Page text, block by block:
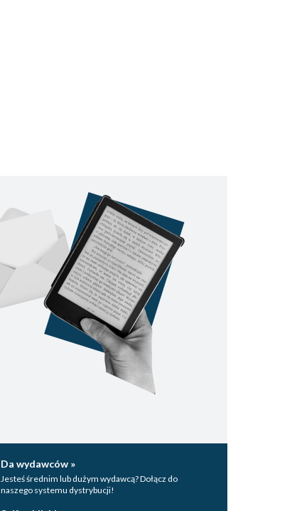
Da wydawców »
Jesteś średnim lub dużym wydawcą? Dołącz do
naszego systemu dystrybucji!